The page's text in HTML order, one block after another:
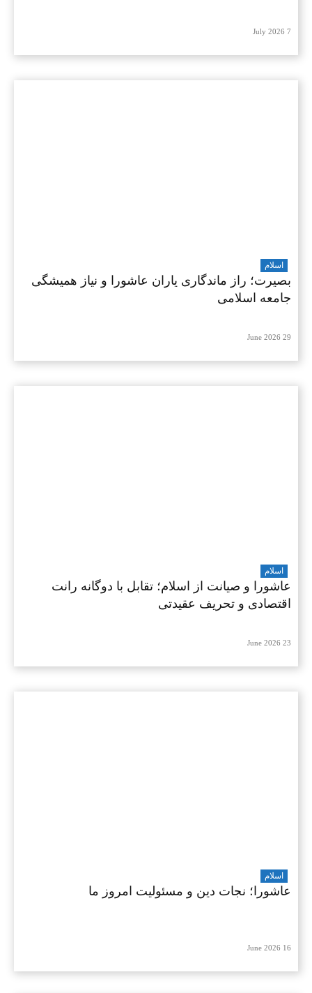
7 July 2026
اسلام
بصیرت؛ راز ماندگاری یاران عاشورا و نیاز همیشگی
جامعه اسلامی
29 June 2026
اسلام
عاشورا و صیانت از اسلام؛ تقابل با دوگانه رانت
اقتصادی و تحریف عقیدتی
23 June 2026
اسلام
عاشورا؛ نجات دین و مسئولیت امروز ما
16 June 2026